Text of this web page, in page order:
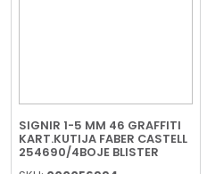
SIGNIR 1-5 MM 46 GRAFFITI
KART.KUTIJA FABER CASTELL
254690/4BOJE BLISTER